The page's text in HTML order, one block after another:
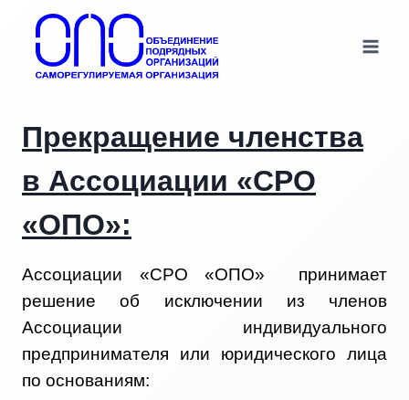
содержимому
Прекращение членства
в Ассоциации «СРО
«ОПО»:
Ассоциации «СРО «ОПО» принимает
решение об исключении из членов
Ассоциации индивидуального
предпринимателя или юридического лица
по основаниям: